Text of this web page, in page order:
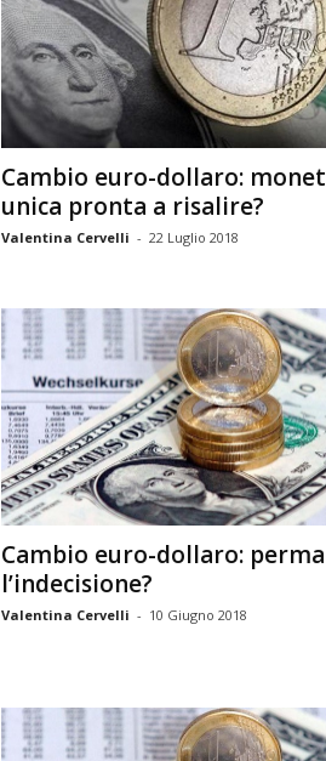
Cambio euro-dollaro:
unica pronta a risalire?
Valentina Cervelli - 22 Luglio 2018
Cambio euro-dollaro:
l’indecisione?
Valentina Cervelli - 10 Giugno 2018